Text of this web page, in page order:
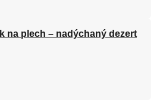
na plech – nadýchaný dezert